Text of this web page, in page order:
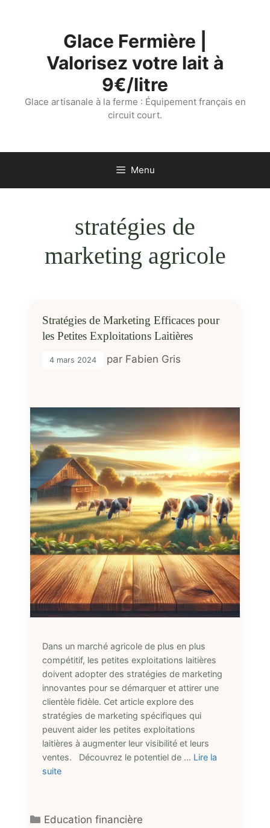
Glace Fermière |
Valorisez votre lait à
9€/litre
Glace artisanale à la ferme : Équipement français en
circuit court.
Menu
stratégies de
marketing agricole
Stratégies de Marketing Efficaces pour
les Petites Exploitations Laitières
4 mars 2024 par Fabien Gris
Dans un marché agricole de plus en plus
compétitif, les petites exploitations laitières
doivent adopter des stratégies de marketing
innovantes pour se démarquer et attirer une
clientèle fidèle. Cet article explore des
stratégies de marketing spécifiques qui
peuvent aider les petites exploitations
laitières à augmenter leur visibilité et leurs
ventes. Découvrez le potentiel de … Lire la
suite
Catégories
Education financière